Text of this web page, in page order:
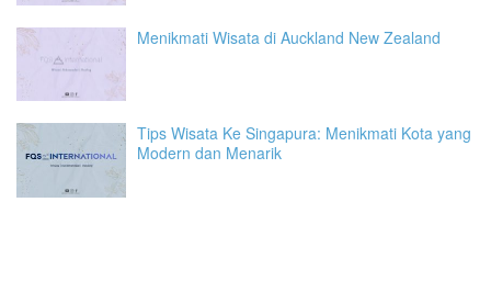
Menikmati Wisata di Auckland New Zealand
Tips Wisata Ke Singapura: Menikmati Kota yang
Modern dan Menarik